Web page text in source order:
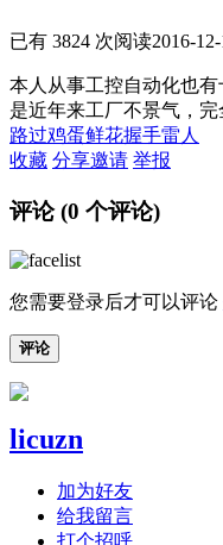
已有 3824 次阅读2016-
本人从事工控自动化也
是近年来工厂不景气，
路过鸡蛋鲜花握手雷人
收藏 分享邀请 举报
评论 (0 个评论)
您需要登录后才可以评论
评论
licuzn
加为好友
给我留言